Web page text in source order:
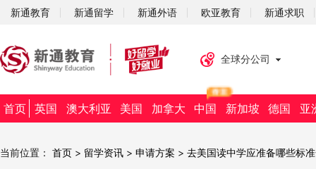
新通教育 新通留学 新通外语 欧亚教育 新通求职
全球分公司
首页 英国 澳大利亚 美国 加拿大 中国 新加坡 德国 亚
当前位置： 首页 > 留学资讯 > 申请方案 > 去美国读中学应准备哪些标